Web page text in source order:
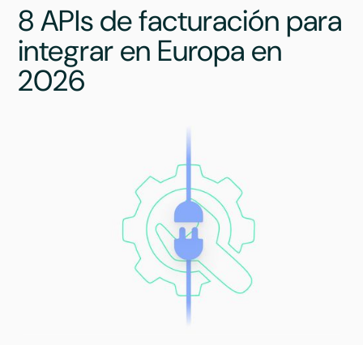
8 APIs de facturación para
integrar en Europa en
2026